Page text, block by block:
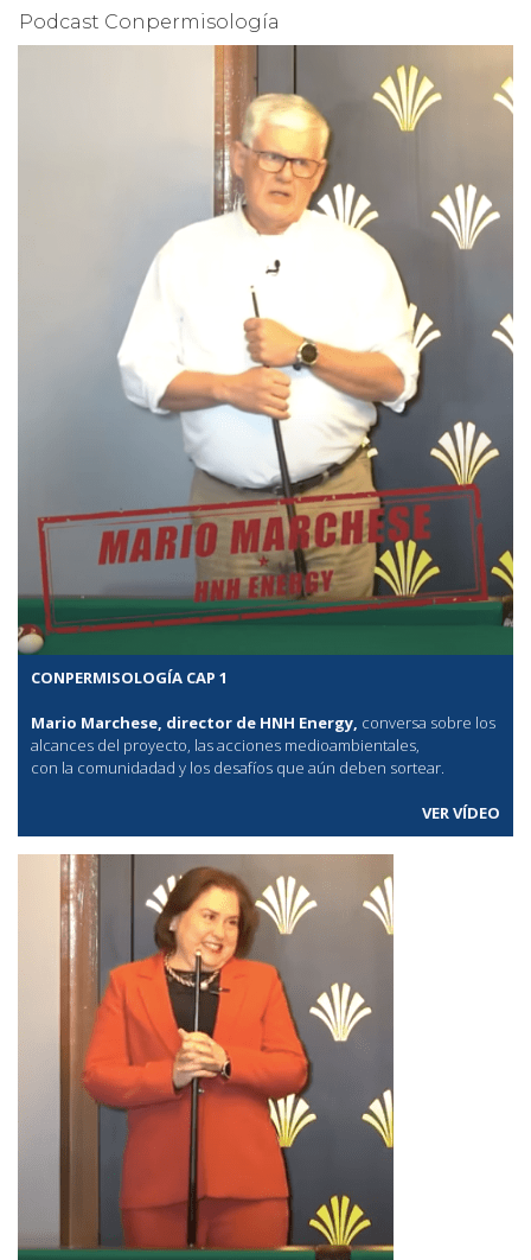
Podcast Conpermisología
CONPERMISOLOGÍA CAP 1
Mario Marchese, director de HNH Energy, conversa sobre los
alcances del proyecto, las acciones medioambientales,
con la comunidadad y los desafíos que aún deben sortear.
VER VÍDEO